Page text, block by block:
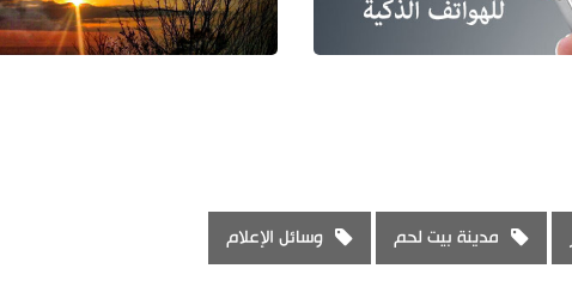
مدينة بيت لحم وسائل الإعلام